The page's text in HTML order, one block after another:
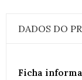
DADOS DO
Ficha